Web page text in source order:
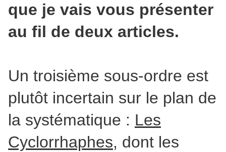
que je vais vous présenter
au fil de deux articles.
Un troisième sous-ordre est
plutôt incertain sur le plan de
la systématique : Les
Cyclorrhaphes, dont les